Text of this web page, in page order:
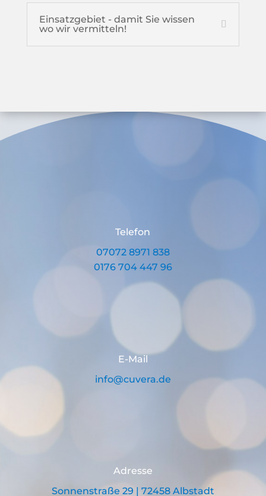
Einsatzgebiet - damit Sie wissen
wo wir vermitteln!
Telefon
07072 8971 838
0176 704 447 96
E-Mail
info@cuvera.de
Adresse
Sonnenstraße 29 | 72458 Albstadt